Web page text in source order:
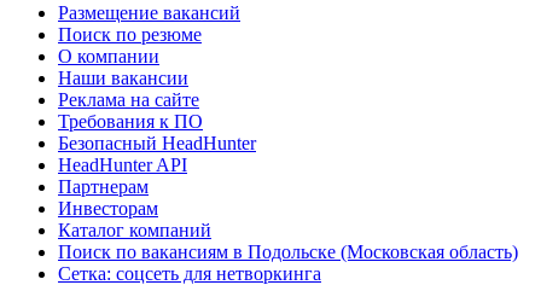
Размещение вакансий
Поиск по резюме
О компании
Наши вакансии
Реклама на сайте
Требования к ПО
Безопасный HeadHunter
HeadHunter API
Партнерам
Инвесторам
Каталог компаний
Поиск по вакансиям в Подольске (Московская область)
Сетка: соцсеть для нетворкинга